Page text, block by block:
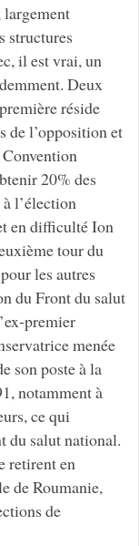
largement
structures
il est vrai, un
Deux
réside
de l’opposition et
20% des
l’élection
en difficulté Ion
tour du
les autres
du Front du salut
premier
menée
son poste à la
notamment à
ce qui
du salut national.
retirent en
de Roumanie,
de